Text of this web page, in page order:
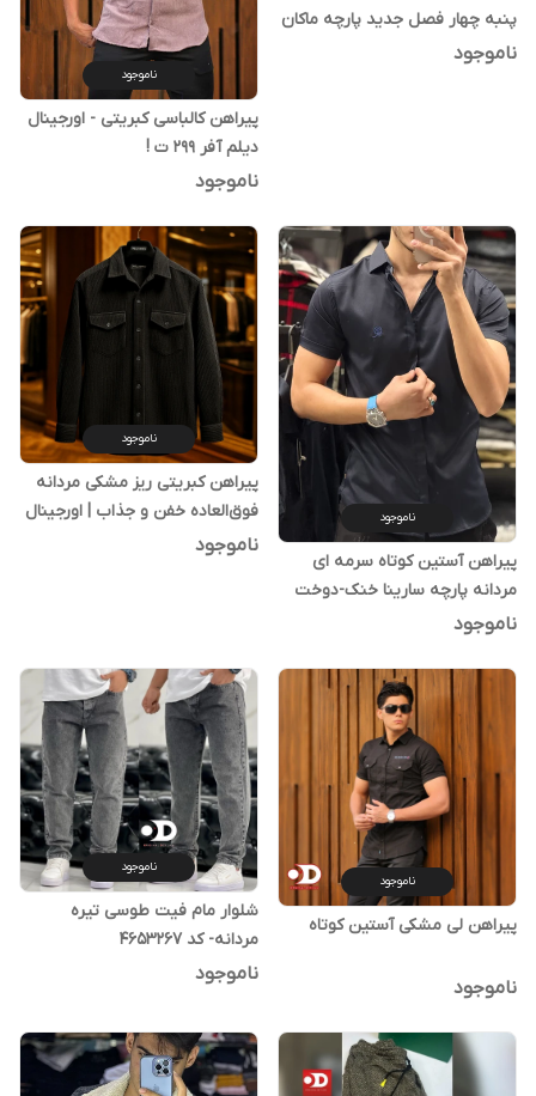
پنبه چهار فصل جدید پارچه ماکان
اعلا
ناموجود
ناموجود
پیراهن کالباسی کبریتی - اورجینال
دیلم آفر 299 ت !
ناموجود
ناموجود
پیراهن آستین کوتاه سرمه ای
مردانه پارچه سارینا خنک-دوخت
صنعتی
ناموجود
ناموجود
پیراهن کبریتی ریز مشکی مردانه
فوق‌العاده خفن و جذاب | اورجینال
دیلم
ناموجود
ناموجود
پیراهن لی مشکی آستین کوتاه
ناموجود
ناموجود
شلوار مام فیت طوسی تیره
مردانه- کد 4653267
ناموجود